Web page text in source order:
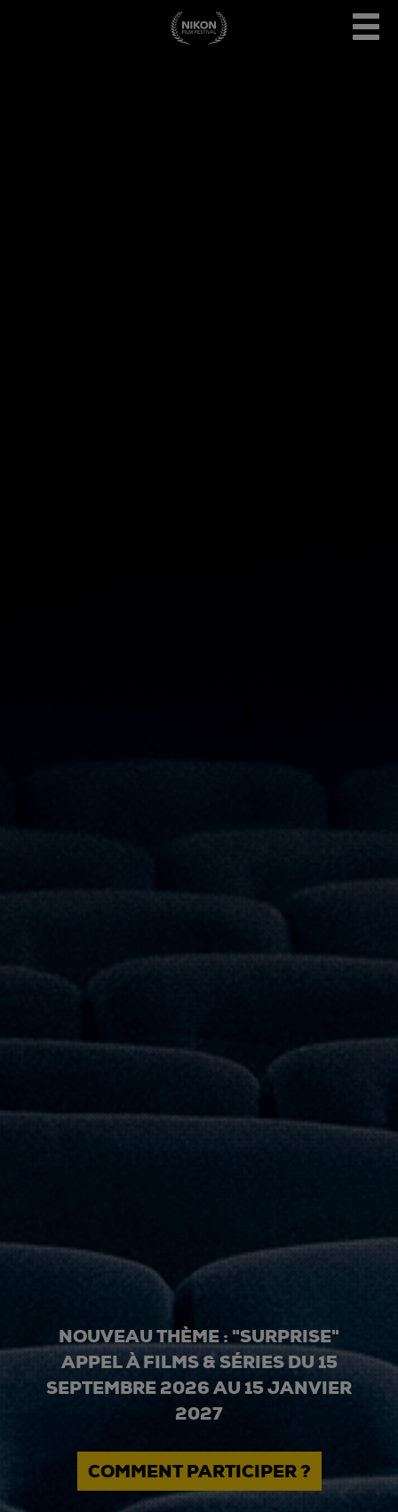
NOUVEAU THÈME : "SURPRISE"
APPEL À FILMS & SÉRIES DU 15
SEPTEMBRE 2026 AU 15 JANVIER
2027
COMMENT PARTICIPER ?